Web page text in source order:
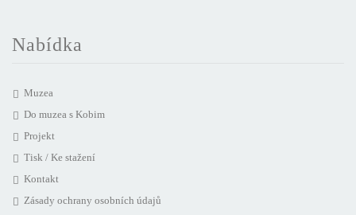
Nabídka
Muzea
Do muzea s Kobim
Projekt
Tisk / Ke stažení
Kontakt
Zásady ochrany osobních údajů